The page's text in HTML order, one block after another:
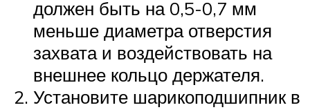
должен быть на 0,5-0,7 мм
меньше диаметра отверстия
захвата и воздействовать на
внешнее кольцо держателя.
Установите шарикоподшипник в